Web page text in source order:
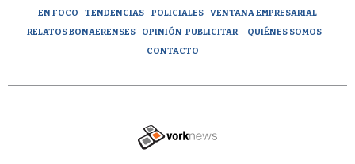
EN FOCO
TENDENCIAS POLICIALES
VENTANA EMPRESARIAL
RELATOS BONAERENSES
OPINIÓN PUBLICITAR
QUIÉNES SOMOS
CONTACTO